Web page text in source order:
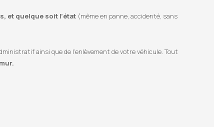
et quelque soit l’état (même en panne, accidenté, sans
ainsi que de l’enlèvement de votre véhicule. Tout